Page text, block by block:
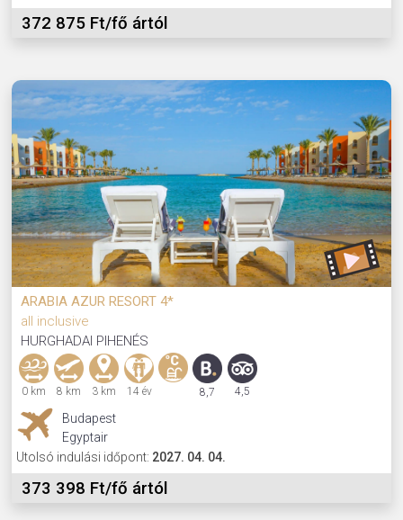
372 875 Ft/fő ártól
ARABIA AZUR RESORT 4*
all inclusive
HURGHADAI PIHENÉS
0 km 8 km 3 km 14 év 8,7 4,5
Budapest
Egyptair
Utolsó indulási időpont: 2027. 04. 04.
373 398 Ft/fő ártól